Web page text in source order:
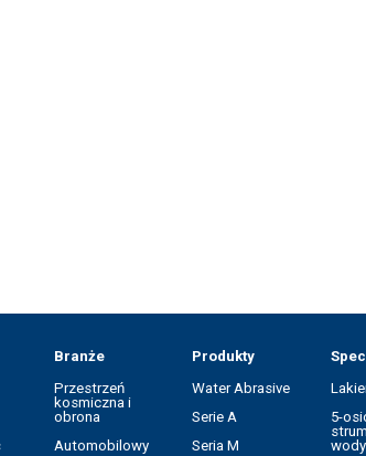
Branże
Przestrzeń
kosmiczna i
obrona
Automobilowy
Produkty
Water Abrasive
Serie A
Seria M
5-
wody